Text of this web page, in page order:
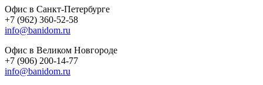
Офис в Санкт-Петербурге
+7 (962) 360-52-58
info@banidom.ru
Офис в Великом Новгороде
+7 (906) 200-14-77
info@banidom.ru